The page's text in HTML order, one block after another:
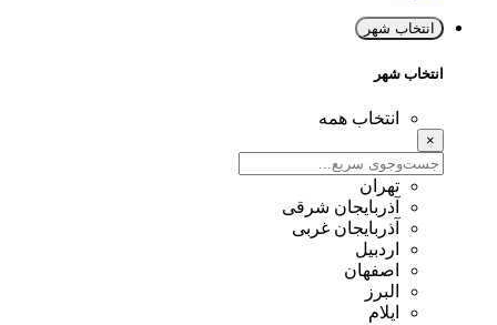
انتخاب شهر
انتخاب شهر
انتخاب همه
×
تهران
آذربایجان شرقی
آذربایجان غربی
اردبیل
اصفهان
البرز
ایلام